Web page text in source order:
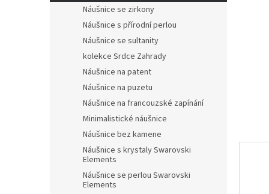
n
Náušnice se zirkony
Náušnice s přírodní perlou
Náušnice se sultanity
kolekce Srdce Zahrady
Náušnice na patent
Náušnice na puzetu
Náušnice na francouzské zapínání
Minimalistické náušnice
Náušnice bez kamene
Náušnice s krystaly Swarovski
Elements
Náušnice se perlou Swarovski
Elements